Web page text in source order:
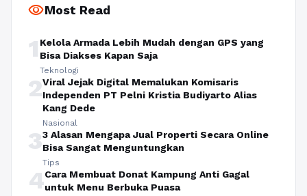
visibilityMost Read
1 Kelola Armada Lebih Mudah dengan GPS yang
Bisa Diakses Kapan Saja
Teknologi
2Viral Jejak Digital Memalukan Komisaris
Independen PT Pelni Kristia Budiyarto Alias
Kang Dede
Nasional
33 Alasan Mengapa Jual Properti Secara Online
Bisa Sangat Menguntungkan
Tips
4Cara Membuat Donat Kampung Anti Gagal
untuk Menu Berbuka Puasa